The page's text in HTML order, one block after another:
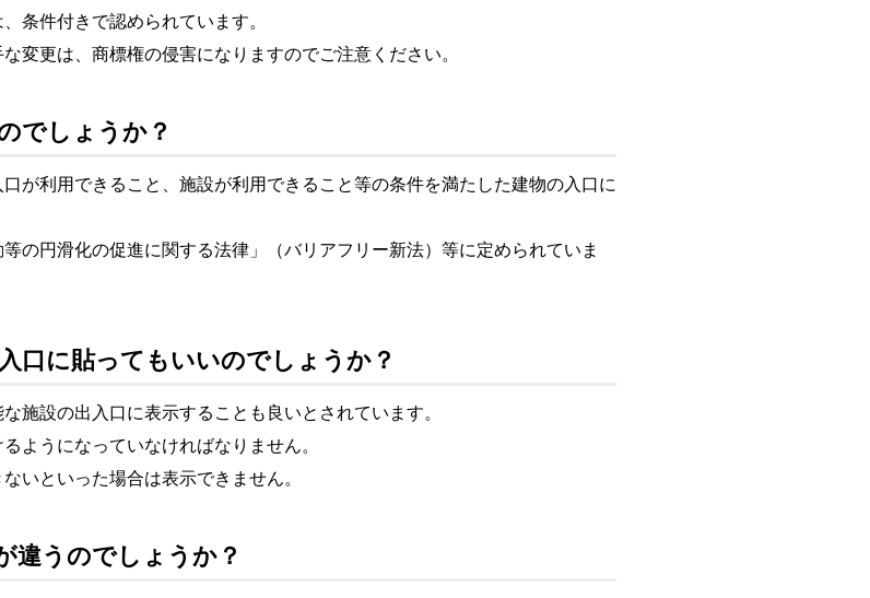
条件付きで認められています。
変更は、商標権の侵害になりますのでご注意ください。
でしょうか？
が利用できること、施設が利用できること等の条件を満たした建物の入口に
の円滑化の促進に関する法律」（バリアフリー新法）等に定められていま
口に貼ってもいいのでしょうか？
施設の出入口に表示することも良いとされています。
ようになっていなければなりません。
いといった場合は表示できません。
違うのでしょうか？